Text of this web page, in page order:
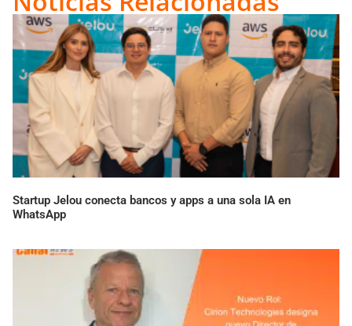
Startup Jelou conecta bancos y apps a una sola IA en
WhatsApp